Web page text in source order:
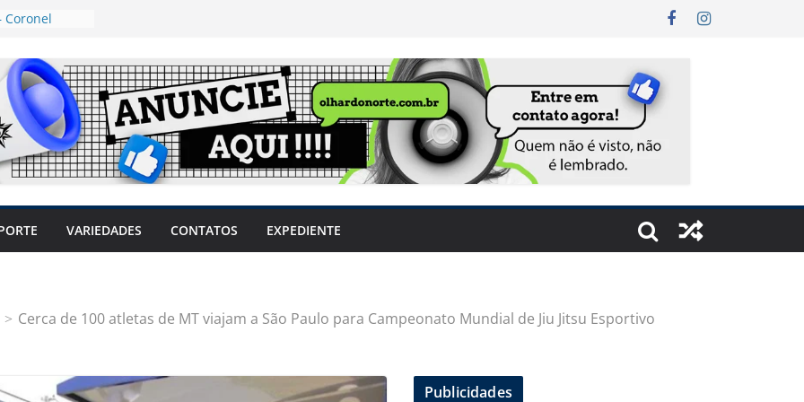
Coronel
mulheres
travar o
produtores
sem
sintomas,
VARIEDADES CONTATOS EXPEDIENTE
Cerca de 100 atletas de MT viajam a São Paulo para Campeonato Mundial de Jiu Jitsu Esportivo
Publicidades